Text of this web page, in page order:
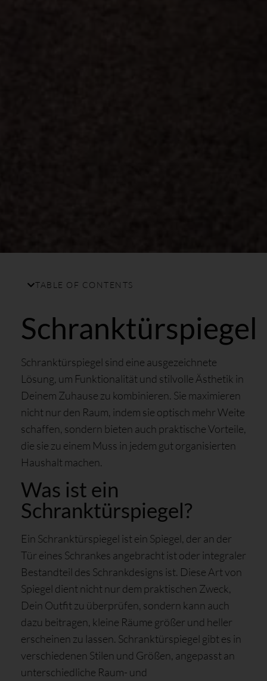
TABLE OF CONTENTS
Schranktürspiegel
Schranktürspiegel sind eine ausgezeichnete
Lösung, um Funktionalität und stilvolle Ästhetik in
Deinem Zuhause zu kombinieren. Sie maximieren
nicht nur den Raum, indem sie optisch mehr Weite
schaffen, sondern bieten auch praktische Vorteile,
die sie zu einem Muss in jedem gut organisierten
Haushalt machen.
Was ist ein
Schranktürspiegel?
Ein Schranktürspiegel ist ein Spiegel, der an der
Tür eines Schrankes angebracht ist oder integraler
Bestandteil des Schrankdesigns ist. Diese Art von
Spiegel dient nicht nur dem praktischen Zweck,
Dein Outfit zu überprüfen, sondern kann auch
dazu beitragen, kleine Räume größer und heller
erscheinen zu lassen. Schranktürspiegel gibt es in
verschiedenen Stilen und Größen, angepasst an
unterschiedliche Raum- und